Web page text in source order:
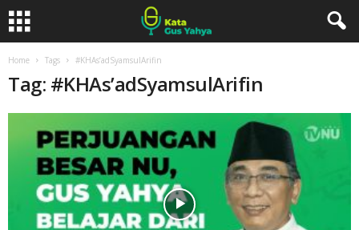
Home Tags #KHAs’adSyamsulArifin
Tag: #KHAs’adSyamsulArifin